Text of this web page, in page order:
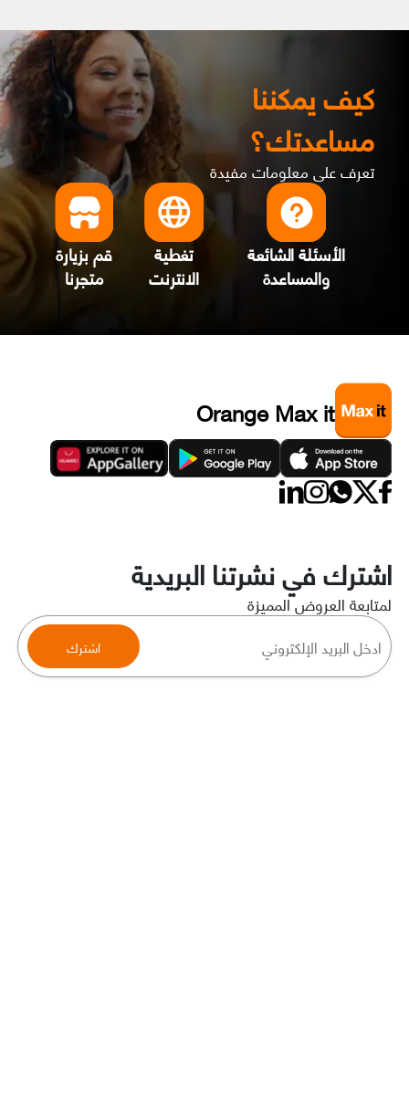
كيف يمكننا
مساعدتك؟
تعرف على معلومات مفيدة
الأسئلة الشائعة
والمساعدة
تغطية
الانترنت
قم بزيارة
متجرنا
Orange Max it
اشترك في نشرتنا البريدية
لمتابعة العروض المميزة
اشترك